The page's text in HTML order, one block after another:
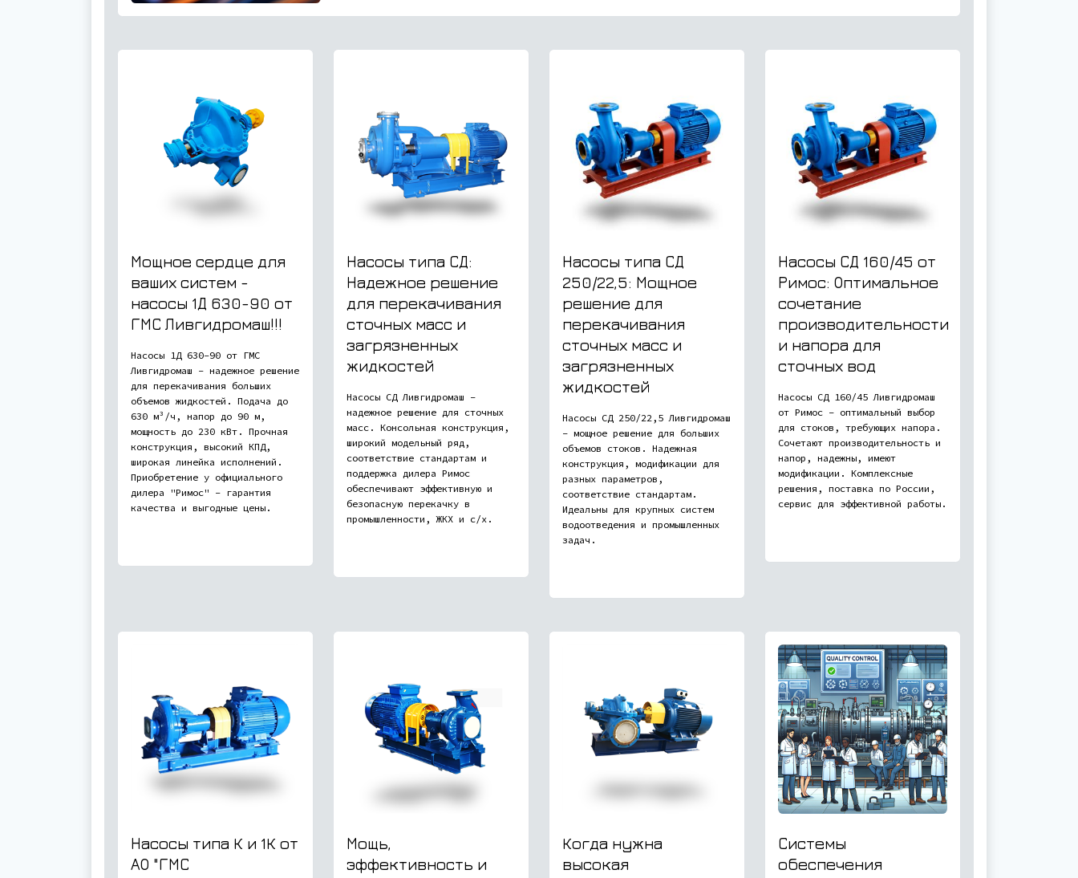
Мощное сердце для
ваших систем -
насосы 1Д 630-90 от
ГМС Ливгидромаш!!!
Насосы 1Д 630-90 от ГМС
Ливгидромаш - надежное решение
для перекачивания больших
объемов жидкостей. Подача до
630 м³/ч, напор до 90 м,
мощность до 230 кВт. Прочная
конструкция, высокий КПД,
широкая линейка исполнений.
Приобретение у официального
дилера "Римос" - гарантия
качества и выгодные цены.
Насосы типа СД:
Надежное решение
для перекачивания
сточных масс и
загрязненных
жидкостей
Насосы СД Ливгидромаш –
надежное решение для сточных
масс. Консольная конструкция,
широкий модельный ряд,
соответствие стандартам и
поддержка дилера Римос
обеспечивают эффективную и
безопасную перекачку в
промышленности, ЖКХ и с/х.
Насосы типа СД
250/22,5: Мощное
решение для
перекачивания
сточных масс и
загрязненных
жидкостей
Насосы СД 250/22,5 Ливгидромаш
– мощное решение для больших
объемов стоков. Надежная
конструкция, модификации для
разных параметров,
соответствие стандартам.
Идеальны для крупных систем
водоотведения и промышленных
задач.
Насосы СД 160/45 от
Римос: Оптимальное
сочетание
производительности
и напора для
сточных вод
Насосы СД 160/45 Ливгидромаш
от Римос – оптимальный выбор
для стоков, требующих напора.
Сочетают производительность и
напор, надежны, имеют
модификации. Комплексные
решения, поставка по России,
сервис для эффективной работы.
Насосы типа К и 1К от
АО "ГМС
Мощь,
эффективность и
Когда нужна
высокая
Системы
обеспечения